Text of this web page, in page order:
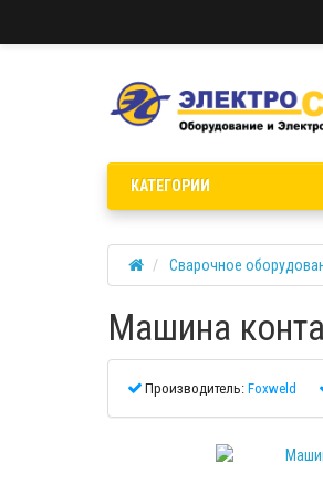
КАТЕГОРИИ
Сварочное
Машина
Производитель: Foxweld